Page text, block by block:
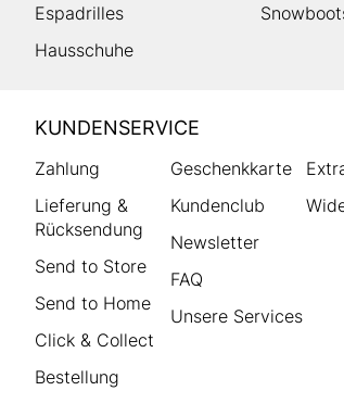
Espadrilles
Hausschuhe
HUMANIC
Footer
KUNDENSERVICE
Zahlung
Lieferung &
Rücksendung
Send to Store
Send to Home
Click & Collect
Bestellung
Geschenkkarte
Kundenclub
Newsletter
FAQ
Unsere Services